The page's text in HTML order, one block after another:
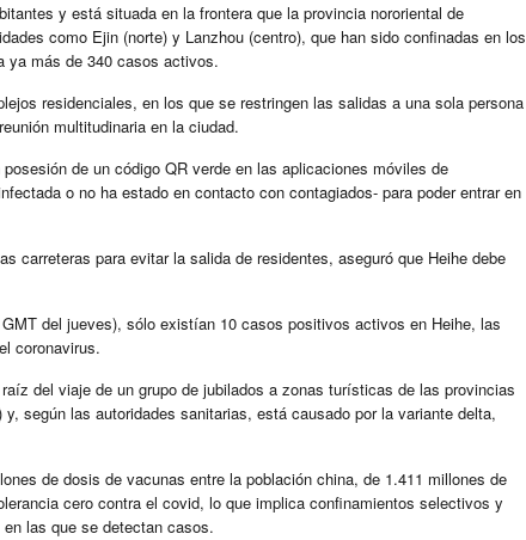
y está situada en la frontera que la provincia nororiental de
como Ejin (norte) y Lanzhou (centro), que han sido confinadas en los
ya más de 340 casos activos.
residenciales, en los que se restringen las salidas a una sola persona
multitudinaria en la ciudad.
de un código QR verde en las aplicaciones móviles de
o no ha estado en contacto con contagiados- para poder entrar en
carreteras para evitar la salida de residentes, aseguró que Heihe debe
del jueves), sólo existían 10 casos positivos activos en Heihe, las
coronavirus.
del viaje de un grupo de jubilados a zonas turísticas de las provincias
según las autoridades sanitarias, está causado por la variante delta,
de dosis de vacunas entre la población china, de 1.411 millones de
cero contra el covid, lo que implica confinamientos selectivos y
las que se detectan casos.